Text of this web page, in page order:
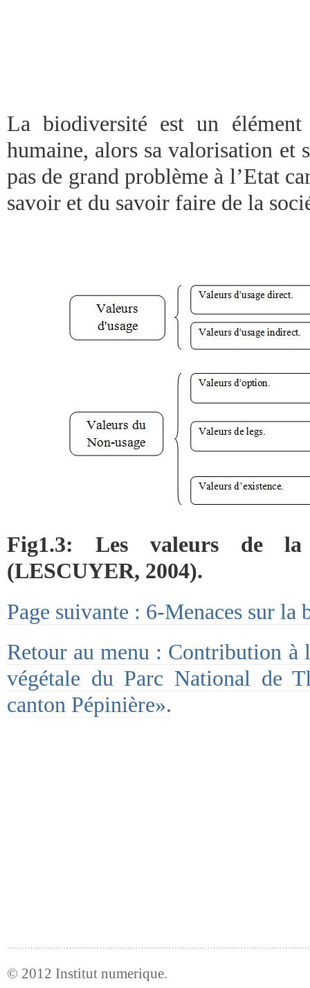
La biodiversité est un
humaine, alors sa valorisation et
pas de grand problème à l’Etat
savoir et du savoir faire de la
Fig1.3: Les valeurs de la
(LESCUYER, 2004).
Page suivante : 6-Menaces sur la
Retour au menu : Contribution à
végétale du Parc National de
canton Pépinière».
© 2012 Institut numerique.